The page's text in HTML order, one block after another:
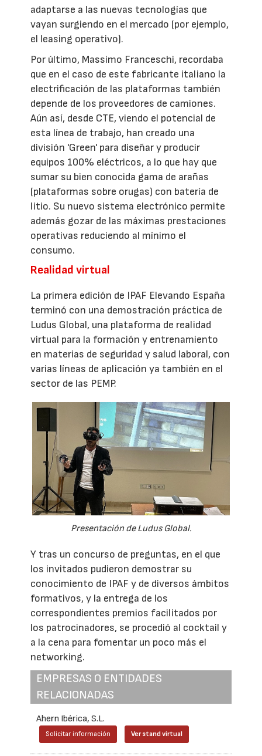
adaptarse a las nuevas tecnologías que
vayan surgiendo en el mercado (por ejemplo,
el leasing operativo).
Por último, Massimo Franceschi, recordaba
que en el caso de este fabricante italiano la
electrificación de las plataformas también
depende de los proveedores de camiones.
Aún así, desde CTE, viendo el potencial de
esta línea de trabajo, han creado una
división 'Green' para diseñar y producir
equipos 100% eléctricos, a lo que hay que
sumar su bien conocida gama de arañas
(plataformas sobre orugas) con batería de
litio. Su nuevo sistema electrónico permite
además gozar de las máximas prestaciones
operativas reduciendo al mínimo el
consumo.
Realidad virtual
La primera edición de IPAF Elevando España
terminó con una demostración práctica de
Ludus Global, una plataforma de realidad
virtual para la formación y entrenamiento
en materias de seguridad y salud laboral, con
varias líneas de aplicación ya también en el
sector de las PEMP.
Presentación de Ludus Global.
Y tras un concurso de preguntas, en el que
los invitados pudieron demostrar su
conocimiento de IPAF y de diversos ámbitos
formativos, y la entrega de los
correspondientes premios facilitados por
los patrocinadores, se procedió al cocktail y
a la cena para fomentar un poco más el
networking.
EMPRESAS O ENTIDADES
RELACIONADAS
Ahern Ibérica, S.L.
Solicitar información Ver stand virtual